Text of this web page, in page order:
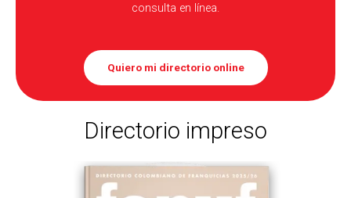
consulta en línea.
Quiero mi directorio online
Directorio impreso